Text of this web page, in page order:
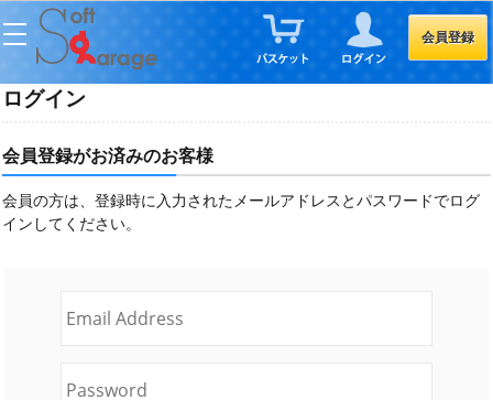
会員登録
ログイン
会員登録がお済みのお客様
会員の方は、登録時に入力されたメールアドレスとパスワードでログ
インしてください。